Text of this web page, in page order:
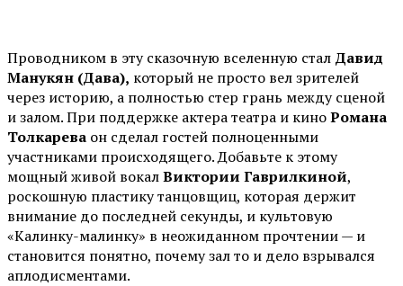
Проводником в эту сказочную вселенную стал Давид
Манукян (Дава), который не просто вел зрителей
через историю, а полностью стер грань между сценой
и залом. При поддержке актера театра и киноРомана
Толкарева он сделал гостей полноценными
участниками происходящего. Добавьте к этому
мощный живой вокалВиктории Гаврилкиной,
роскошную пластику танцовщиц, которая держит
внимание до последней секунды, и культовую
«Калинку-малинку» в неожиданном прочтении — и
становится понятно, почему зал то и дело взрывался
аплодисментами.